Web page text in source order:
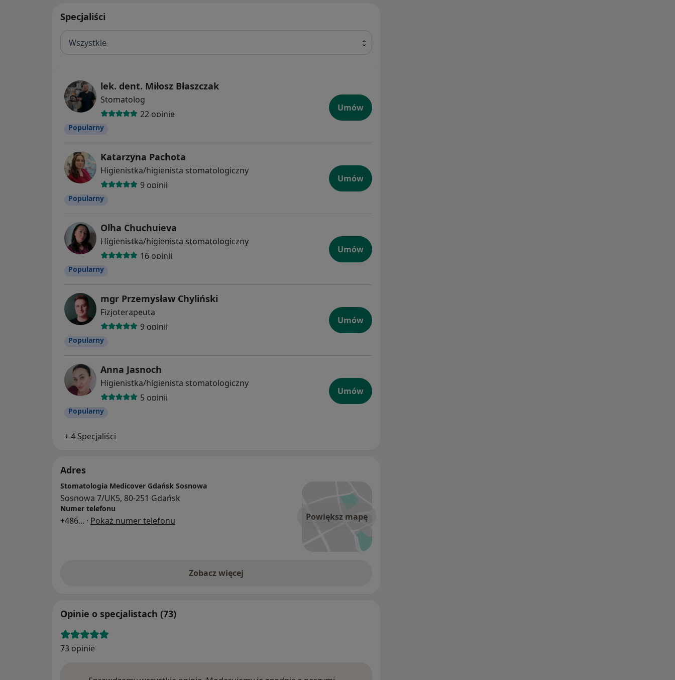
Specjaliści
Wszystkie
lek. dent. Miłosz Błaszczak
Stomatolog
22 opinie
Popularny
Umów
Katarzyna Pachota
Higienistka/higienista stomatologiczny
9 opinii
Popularny
Umów
Olha Chuchuieva
Higienistka/higienista stomatologiczny
16 opinii
Popularny
Umów
mgr Przemysław Chyliński
Fizjoterapeuta
9 opinii
Popularny
Umów
Anna Jasnoch
Higienistka/higienista stomatologiczny
5 opinii
Popularny
Umów
+ 4 Specjaliści
Adres
Powiększ mapę
Stomatologia Medicover Gdańsk Sosnowa
Sosnowa 7/UK5, 80-251 Gdańsk
Numer telefonu
+486... · Pokaż numer telefonu
Zobacz więcej
Opinie o specjalistach (73)
73 opinie